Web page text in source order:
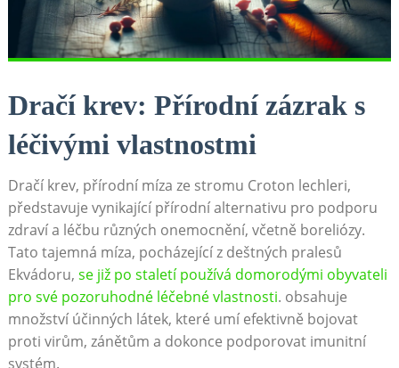
Dračí krev: Přírodní zázrak s
léčivými vlastnostmi
Dračí krev, přírodní míza ze stromu Croton lechleri,
představuje vynikající přírodní alternativu pro podporu
zdraví a léčbu různých onemocnění, včetně boreliózy.
Tato tajemná míza, pocházející z deštných pralesů
Ekvádoru, se již po staletí používá domorodými obyvateli
pro své pozoruhodné léčebné vlastnosti. obsahuje
množství účinných látek, které umí efektivně bojovat
proti virům, zánětům a dokonce podporovat imunitní
systém.